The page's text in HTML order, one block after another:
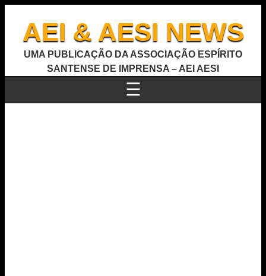
AEI & AESI NEWS
UMA PUBLICAÇÃO DA ASSOCIAÇÃO ESPÍRITO
SANTENSE DE IMPRENSA – AEI AESI
☰